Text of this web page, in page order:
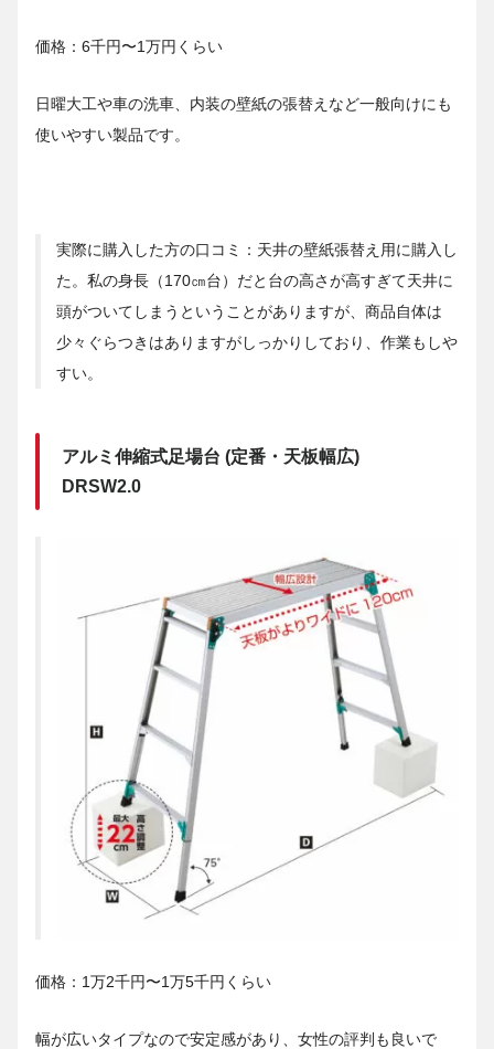
価格：6千円〜1万円くらい
日曜大工や車の洗車、内装の壁紙の張替えなど一般向けにも
使いやすい製品です。
実際に購入した方の口コミ：天井の壁紙張替え用に購入し
た。私の身長（170㎝台）だと台の高さが高すぎて天井に
頭がついてしまうということがありますが、商品自体は
少々ぐらつきはありますがしっかりしており、作業もしや
すい。
アルミ伸縮式足場台 (定番・天板幅広)
DRSW2.0
価格：1万2千円〜1万5千円くらい
幅が広いタイプなので安定感があり、女性の評判も良いで